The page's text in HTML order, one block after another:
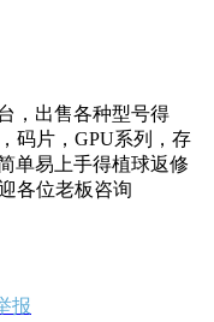
，出售各种型号得
码片，GPU系列，存
单易上手得植球返修
各位老板咨询
报